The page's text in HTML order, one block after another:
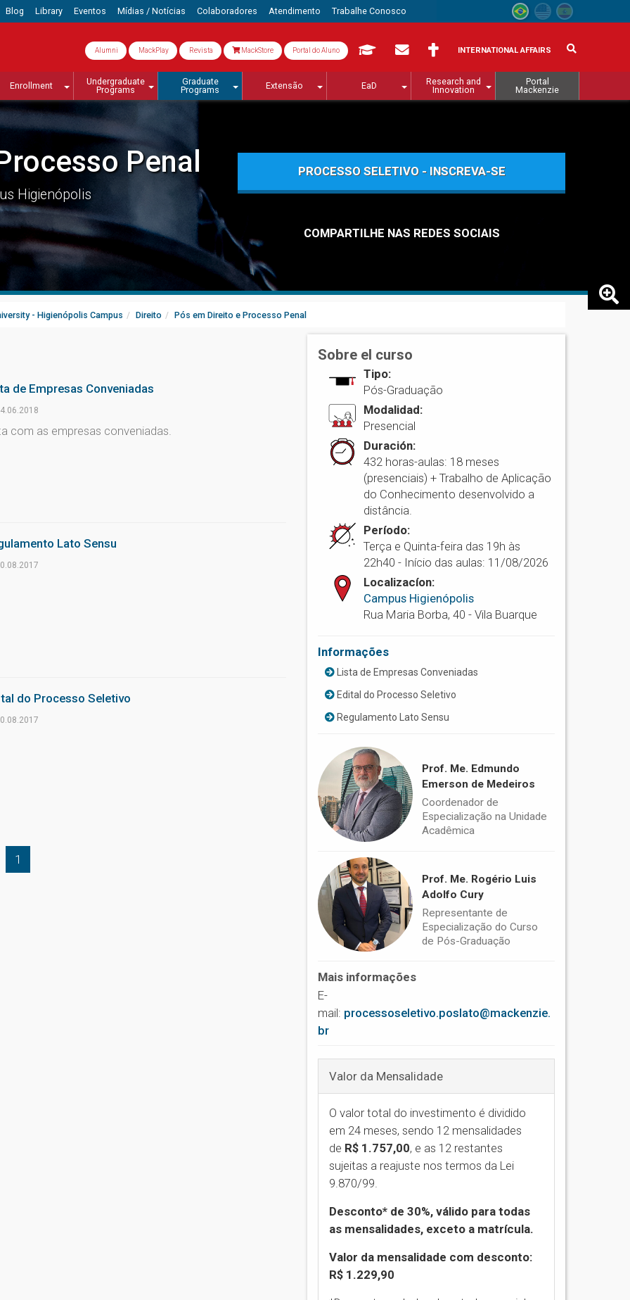
Blog Library Eventos Mídias / Notícias Colaboradores Atendimento Trabalhe Conosco
Alumni MackPlay Revista MackStore Portal do Aluno INTERNATIONAL AFFAIRS
Enrollment
Undergraduate
Programs
Graduate
Programs
Extensão EaD
Research and
Innovation
Portal
Mackenzie
Penal
Higienópolis
PROCESSO SELETIVO - INSCREVA-SE
COMPARTILHE NAS REDES SOCIAIS
- Higienópolis Campus Direito Pós em Direito e Processo Penal
de Empresas Conveniadas
com as empresas conveniadas.
Lato Sensu
do Processo Seletivo
1
Sobre el curso
Tipo:
Pós-Graduação
Modalidad:
Presencial
Duración:
432 horas-aulas: 18 meses
(presenciais) + Trabalho de Aplicação
do Conhecimento desenvolvido a
distância.
Período:
Terça e Quinta-feira das 19h às
22h40 - Início das aulas: 11/08/2026
Localizacíon:
Campus Higienópolis
Rua Maria Borba, 40 - Vila Buarque
Informações
Lista de Empresas Conveniadas
Edital do Processo Seletivo
Regulamento Lato Sensu
Prof. Me. Edmundo
Emerson de Medeiros
Coordenador de
Especialização na Unidade
Acadêmica
Prof. Me. Rogério Luis
Adolfo Cury
Representante de
Especialização do Curso
de Pós-Graduação
Mais informações
E-
mail: processoseletivo.poslato@mackenzie.
br
Valor da Mensalidade
O valor total do investimento é dividido
em 24 meses, sendo 12 mensalidades
de R$ 1.757,00, e as 12 restantes
sujeitas a reajuste nos termos da Lei
9.870/99.
Desconto* de 30%, válido para todas
as mensalidades, exceto a matrícula.
Valor da mensalidade com desconto:
R$ 1.229,90